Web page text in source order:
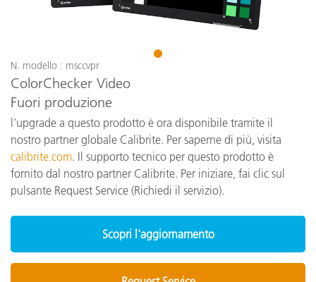
1
N. modello : msccvpr
ColorChecker Video
Fuori produzione
l'upgrade a questo prodotto è ora disponibile tramite il
nostro partner globale Calibrite. Per saperne di più, visita
calibrite.com. Il supporto tecnico per questo prodotto è
fornito dal nostro partner Calibrite. Per iniziare, fai clic sul
pulsante Request Service (Richiedi il servizio).
Scopri l'aggiornamento